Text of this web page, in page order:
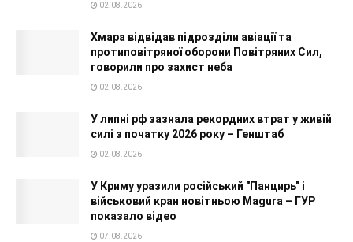
02.08.2026
Хмара відвідав підрозділи авіації та
протиповітряної оборони Повітряних Сил,
говорили про захист неба
02.08.2026
У липні рф зазнала рекордних втрат у живій
силі з початку 2026 року – Генштаб
02.08.2026
У Криму уразили російський "Панцирь" і
військовий кран новітньою Magura – ГУР
показало відео
07.08.2026